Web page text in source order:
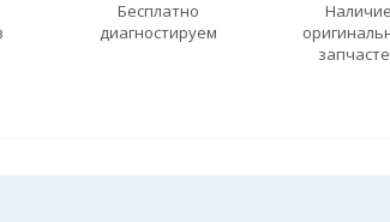
Бесплатно
диагностируем
Наличие